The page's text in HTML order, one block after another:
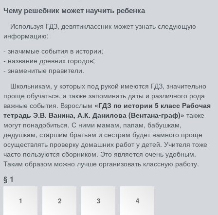
Чему решебник может научить ребенка
Используя ГДЗ, девятиклассник может узнать следующую
информацию:
- значимые события в истории;
- название древних городов;
- знаменитые правители.
Школьникам, у которых под рукой имеются ГДЗ, значительно
проще обучаться, а также запоминать даты и различного рода
важные события. Взрослым «ГДЗ по истории 5 класс Рабочая
тетрадь Э.В. Ванина, А.К. Данилова (Вентана-граф)» также
могут понадобиться. С ними мамам, папам, бабушкам,
дедушкам, старшим братьям и сестрам будет намного проще
осуществлять проверку домашних работ у детей. Учителя тоже
часто пользуются сборником. Это является очень удобным.
Таким образом можно лучше организовать классную работу.
§ 1
1 2 3 4